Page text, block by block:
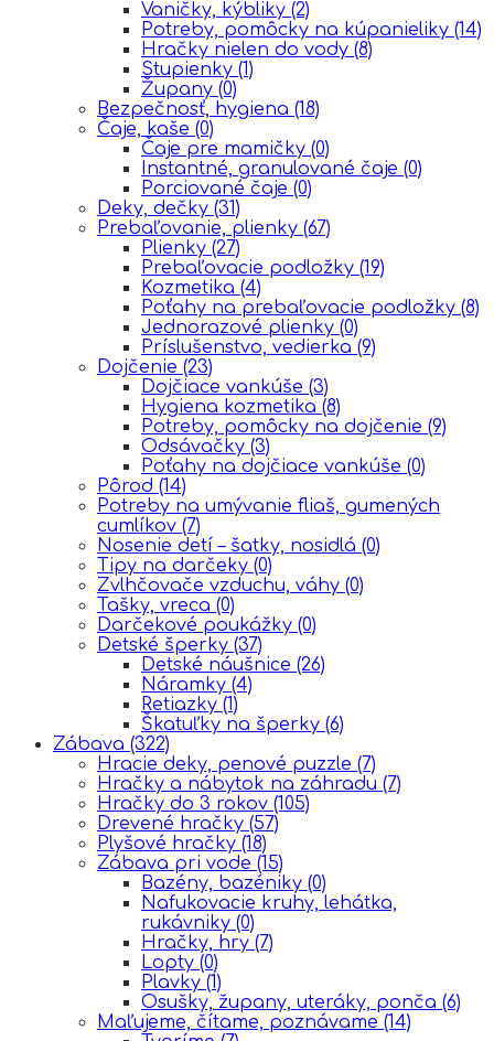
Vaničky, kýbliky (2)
Potreby, pomôcky na kúpanieliky (14)
Hračky nielen do vody (8)
Stupienky (1)
Župany (0)
Bezpečnosť, hygiena (18)
Čaje, kaše (0)
Čaje pre mamičky (0)
Instantné, granulované čaje (0)
Porciované čaje (0)
Deky, dečky (31)
Prebaľovanie, plienky (67)
Plienky (27)
Prebaľovacie podložky (19)
Kozmetika (4)
Poťahy na prebaľovacie podložky (8)
Jednorazové plienky (0)
Príslušenstvo, vedierka (9)
Dojčenie (23)
Dojčiace vankúše (3)
Hygiena kozmetika (8)
Potreby, pomôcky na dojčenie (9)
Odsávačky (3)
Poťahy na dojčiace vankúše (0)
Pôrod (14)
Potreby na umývanie fliaš, gumených
cumlíkov (7)
Nosenie detí – šatky, nosidlá (0)
Tipy na darčeky (0)
Zvlhčovače vzduchu, váhy (0)
Tašky, vreca (0)
Darčekové poukážky (0)
Detské šperky (37)
Detské náušnice (26)
Náramky (4)
Retiazky (1)
Škatuľky na šperky (6)
Zábava (322)
Hracie deky, penové puzzle (7)
Hračky a nábytok na záhradu (7)
Hračky do 3 rokov (105)
Drevené hračky (57)
Plyšové hračky (18)
Zábava pri vode (15)
Bazény, bazéniky (0)
Nafukovacie kruhy, lehátka,
rukávniky (0)
Hračky, hry (7)
Lopty (0)
Plavky (1)
Osušky, župany, uteráky, ponča (6)
Maľujeme, čítame, poznávame (14)